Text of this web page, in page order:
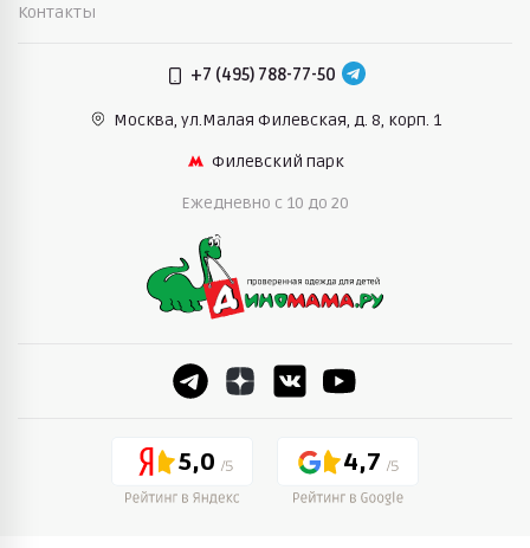
Контакты
+7 (495) 788-77-50
Москва, ул.Малая Филевская, д. 8, корп. 1
Филевский парк
Ежедневно c 10 до 20
5,0 4,7